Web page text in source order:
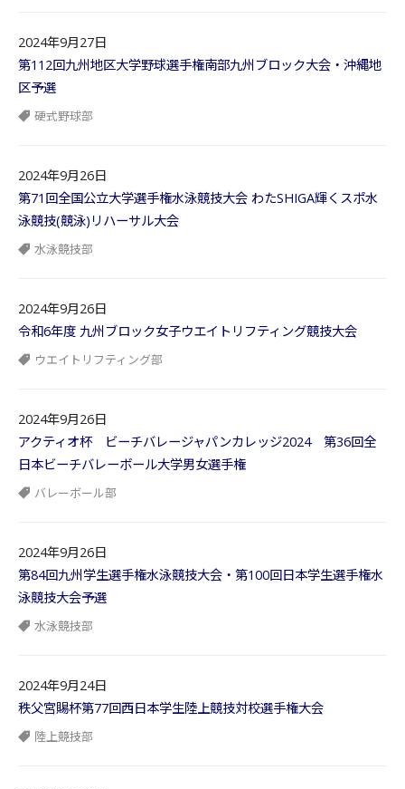
2024年9月27日
第112回九州地区大学野球選手権南部九州ブロック大会・沖縄地
区予選
硬式野球部
2024年9月26日
第71回全国公立大学選手権水泳競技大会 わたSHIGA輝くスポ水
泳競技(競泳)リハーサル大会
水泳競技部
2024年9月26日
令和6年度 九州ブロック女子ウエイトリフティング競技大会
ウエイトリフティング部
2024年9月26日
アクティオ杯 ビーチバレージャパンカレッジ2024 第36回全
日本ビーチバレーボール大学男女選手権
バレーボール部
2024年9月26日
第84回九州学生選手権水泳競技大会・第100回日本学生選手権水
泳競技大会予選
水泳競技部
2024年9月24日
秩父宮賜杯第77回西日本学生陸上競技対校選手権大会
陸上競技部